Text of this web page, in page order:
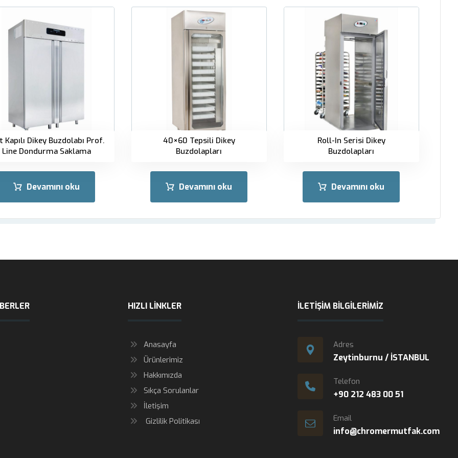
Kapılı Dikey Buzdolabı Prof.
Line Dondurma Saklama
Devamını oku
40×60 Tepsili Dikey
Buzdolapları
Devamını oku
Roll-In Serisi Dikey
Buzdolapları
Devamını oku
HIZLI LINKLER
Anasayfa
Ürünlerimiz
Hakkımızda
Sıkça Sorulanlar
İletişim
Gizlilik Politikası
İLETIŞIM BILGILERIMIZ
Adres
Zeytinburnu / İSTANBUL
Telefon
+90 212 483 00 51
Email
info@chromermutfak.com